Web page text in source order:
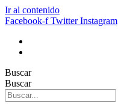
Ir al contenido
Facebook-f Twitter Instagram
Buscar
Buscar